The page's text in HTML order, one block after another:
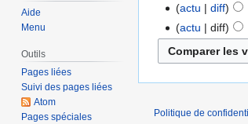
actu
diff
actu
diff
Aide
Menu
Outils
Pages liées
Suivi des pages liées
Atom
Pages spéciales
Politique de